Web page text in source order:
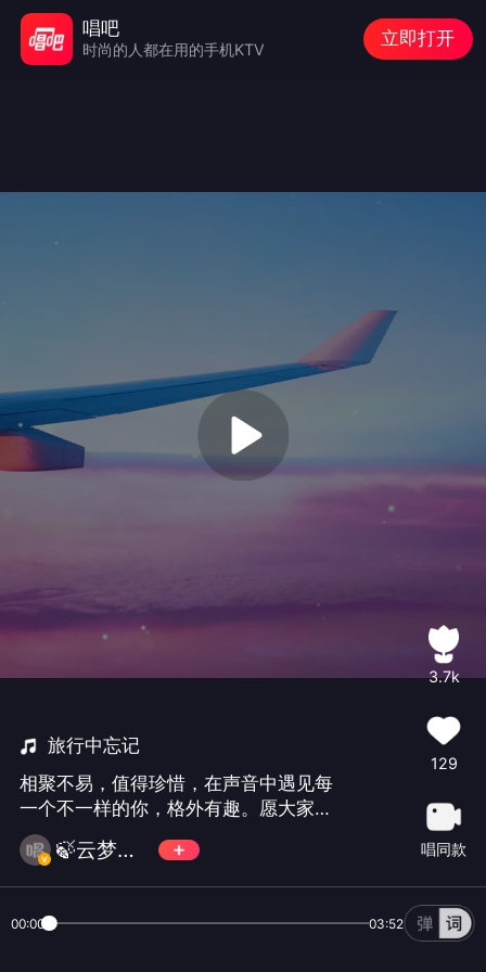
旅行中忘记
相聚不易，值得珍惜，在声音中遇见每
一个不一样的你，格外有趣。愿大家不
离不散，快乐相伴，㊗️宇宙电波五周岁
生日快乐！🎂🎉🎁😉#宇宙电波五周年庆
#
🍃云梦溪🍃
3.7k
129
唱同款
00:00 03:52
唱吧
时尚的人都在用的手机KTV
立即打开